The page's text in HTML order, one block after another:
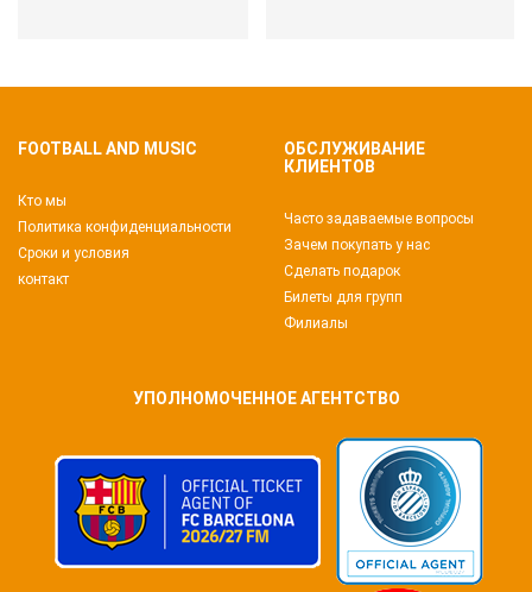
FOOTBALL AND MUSIC
Кто мы
Политика конфиденциальности
Сроки и условия
контакт
ОБСЛУЖИВАНИЕ
КЛИЕНТОВ
Часто задаваемые вопросы
Зачем покупать у нас
Сделать подарок
Билеты для групп
Филиалы
УПОЛНОМОЧЕННОЕ АГЕНТСТВО